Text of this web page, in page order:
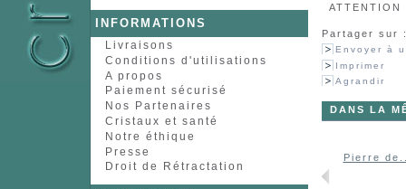
INFORMATIONS
Livraisons
Conditions d'utilisations
A propos
Paiement sécurisé
Nos Partenaires
Cristaux et santé
Notre éthique
Presse
Droit de Rétractation
Partager sur
Envoyer à
Imprimer
Agrandir
DANS LA
Pierre